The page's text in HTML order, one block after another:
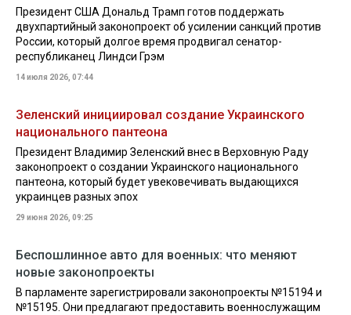
Президент США Дональд Трамп готов поддержать
двухпартийный законопроект об усилении санкций против
России, который долгое время продвигал сенатор-
республиканец Линдси Грэм
14 июля 2026, 07:44
Зеленский инициировал создание Украинского
национального пантеона
Президент Владимир Зеленский внес в Верховную Раду
законопроект о создании Украинского национального
пантеона, который будет увековечивать выдающихся
украинцев разных эпох
29 июня 2026, 09:25
Беспошлинное авто для военных: что меняют
новые законопроекты
В парламенте зарегистрировали законопроекты №15194 и
№15195. Они предлагают предоставить военнослужащим